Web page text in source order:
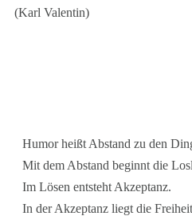
(Karl Valentin)
Humor heißt Abstand zu den
Mit dem Abstand beginnt die
Im Lösen entsteht Akzeptanz.
In der Akzeptanz liegt die